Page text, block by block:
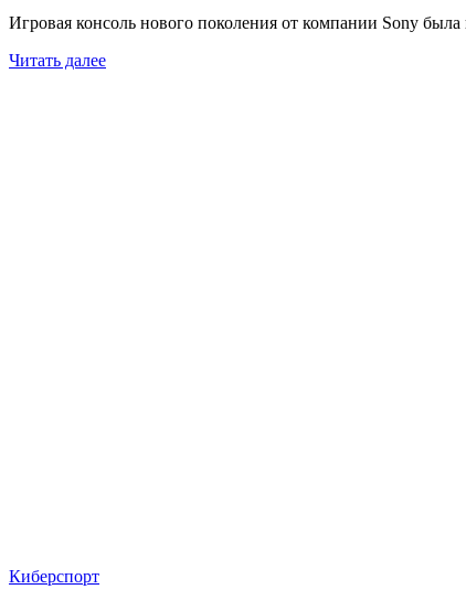
Игровая консоль нового поколения от компании Sony
Читать далее
Киберспорт